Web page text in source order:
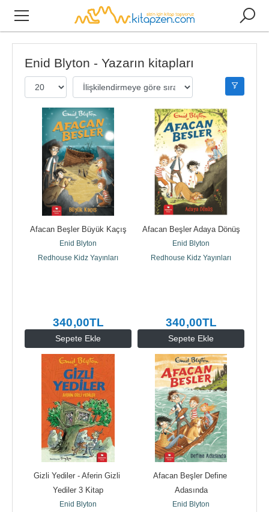
Enid Blyton - Yazarın kitapları
Sepete Ekle
Afacan Beşler Büyük Kaçış
Enid Blyton
Redhouse Kidz Yayınları
340,00TL
Sepete Ekle
Afacan Beşler Adaya Dönüş
Enid Blyton
Redhouse Kidz Yayınları
340,00TL
Gizli Yediler - Aferin Gizli
Yediler 3 Kitap
Enid Blyton
Afacan Beşler Define
Adasında
Enid Blyton